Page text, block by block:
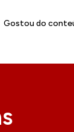
Gostou do